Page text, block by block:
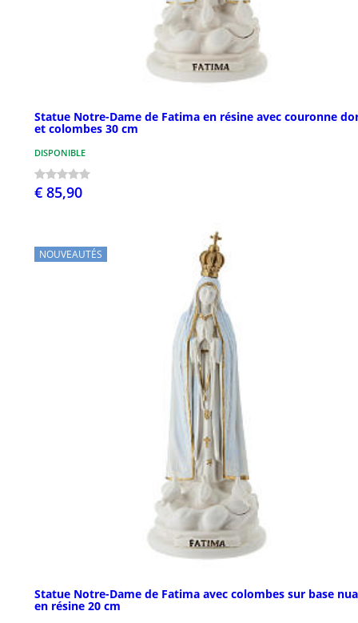
Statue Notre-Dame de Fatima en résine avec couronne
et colombes 30 cm
DISPONIBLE
€ 85,90
NOUVEAUTÉS
Statue Notre-Dame de Fatima avec colombes sur base
en résine 20 cm